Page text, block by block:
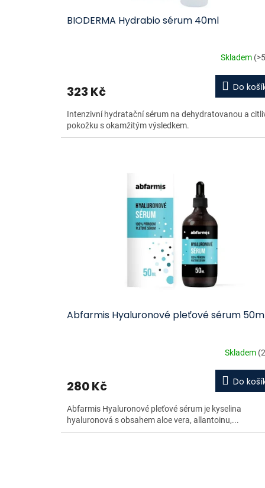
BIODERMA Hydrabio sérum 40ml
Skladem
323 Kč Do
Intenzivní hydratační sérum na dehydratovanou a
pokožku s okamžitým výsledkem.
Abfarmis Hyaluronové pleťové sérum
Skladem
280 Kč Do
Abfarmis Hyaluronové pleťové sérum je kyselina
hyaluronová s obsahem aloe vera, allantoinu,...